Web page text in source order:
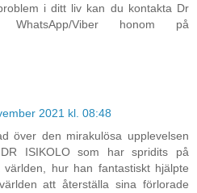
i ditt liv kan du kontakta Dr
Viber honom på
2021 kl. 08:48
över den mirakulösa upplevelsen
ISIKOLO som har spridits på
hur han fantastiskt hjälpte
att återställa sina förlorade